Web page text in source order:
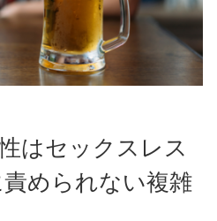
はセックスレス
められない複雑